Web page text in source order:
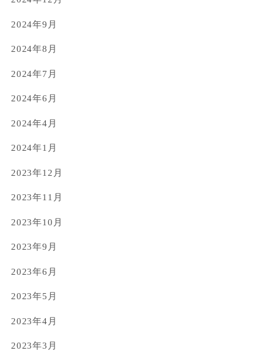
2024年9月
2024年8月
2024年7月
2024年6月
2024年4月
2024年1月
2023年12月
2023年11月
2023年10月
2023年9月
2023年6月
2023年5月
2023年4月
2023年3月